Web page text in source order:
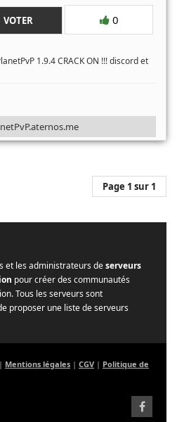
VOTER 0
1.9.4 CRACK ON !!! discord et
Page 1 sur 1
et les administrateurs deserveurs
pour créer des communautés
Tous les serveurs sont
proposer une liste de serveurs
| Mentions légales | CGV | Politique de